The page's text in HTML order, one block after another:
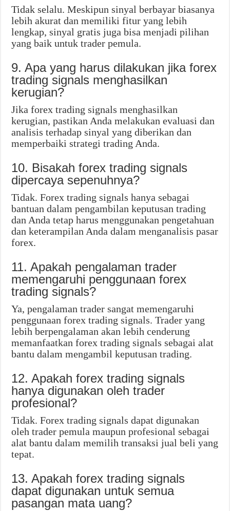
Tidak selalu. Meskipun sinyal berbayar biasanya
lebih akurat dan memiliki fitur yang lebih
lengkap, sinyal gratis juga bisa menjadi pilihan
yang baik untuk trader pemula.
9. Apa yang harus dilakukan jika forex
trading signals menghasilkan
kerugian?
Jika forex trading signals menghasilkan
kerugian, pastikan Anda melakukan evaluasi dan
analisis terhadap sinyal yang diberikan dan
memperbaiki strategi trading Anda.
10. Bisakah forex trading signals
dipercaya sepenuhnya?
Tidak. Forex trading signals hanya sebagai
bantuan dalam pengambilan keputusan trading
dan Anda tetap harus menggunakan pengetahuan
dan keterampilan Anda dalam menganalisis pasar
forex.
11. Apakah pengalaman trader
memengaruhi penggunaan forex
trading signals?
Ya, pengalaman trader sangat memengaruhi
penggunaan forex trading signals. Trader yang
lebih berpengalaman akan lebih cenderung
memanfaatkan forex trading signals sebagai alat
bantu dalam mengambil keputusan trading.
12. Apakah forex trading signals
hanya digunakan oleh trader
profesional?
Tidak. Forex trading signals dapat digunakan
oleh trader pemula maupun profesional sebagai
alat bantu dalam memilih transaksi jual beli yang
tepat.
13. Apakah forex trading signals
dapat digunakan untuk semua
pasangan mata uang?